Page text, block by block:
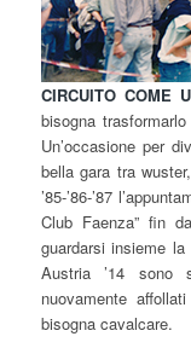
CIRCUITO COME
bisogna
Un’occasione per
bella gara tra
’85-’86-’87
Club Faenza” fin
guardarsi insieme
Austria ’14
nuovamente
bisogna cavalcare.